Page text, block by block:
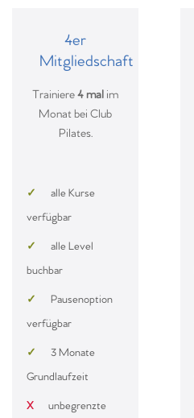
4er
Mitgliedschaft
Trainiere4 mal im
Monat bei Club
Pilates.
✓
alle Kurse
verfügbar
✓
alle Level
buchbar
✓
Pausenoption
verfügbar
✓
3 Monate
Grundlaufzeit
X unbegrenzte